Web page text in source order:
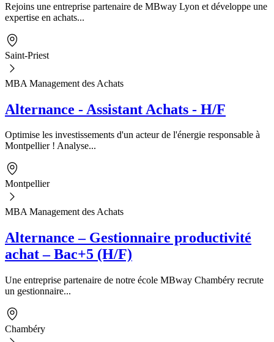
Rejoins une entreprise partenaire de MBway Lyon et développe une
expertise en achats...
Saint-Priest
MBA Management des Achats
Alternance - Assistant Achats - H/F
Optimise les investissements d'un acteur de l'énergie responsable à
Montpellier ! Analyse...
Montpellier
MBA Management des Achats
Alternance – Gestionnaire productivité
achat – Bac+5 (H/F)
Une entreprise partenaire de notre école MBway Chambéry recrute
un gestionnaire...
Chambéry